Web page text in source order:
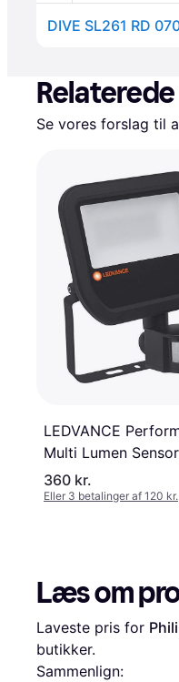
DIVE SL261 RD
Se vores forslag til
LEDVANCE
Multi Lumen Sensor
6000lm 41W IP65
Spotlight
360 kr.
Eller 3 betalinger af 120 kr.
Læs om
Laveste pris for
butikker.
Sammenlign: